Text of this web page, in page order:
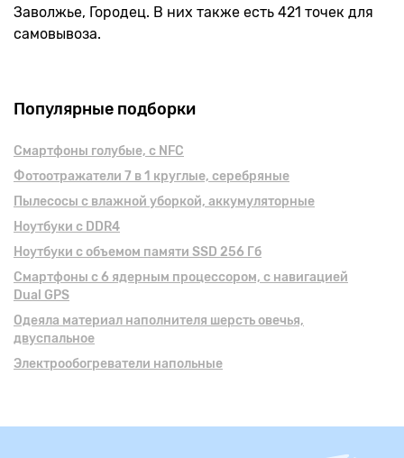
Заволжье, Городец. В них также есть 421 точек для
самовывоза.
Популярные подборки
Смартфоны голубые, с NFC
Фотоотражатели 7 в 1 круглые, серебряные
Пылесосы с влажной уборкой, аккумуляторные
Ноутбуки с DDR4
Ноутбуки с объемом памяти SSD 256 Гб
Смартфоны с 6 ядерным процессором, с навигацией
Dual GPS
Одеяла материал наполнителя шерсть овечья,
двуспальное
Электрообогреватели напольные